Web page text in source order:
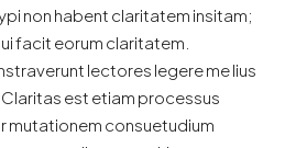
non habent claritatem insitam;
facit eorum claritatem.
lectores legere me lius
est etiam processus
mutationem consuetudium